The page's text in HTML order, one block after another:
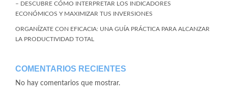
– DESCUBRE CÓMO INTERPRETAR LOS INDICADORES
ECONÓMICOS Y MAXIMIZAR TUS INVERSIONES
ORGANÍZATE CON EFICACIA: UNA GUÍA PRÁCTICA PARA ALCANZAR
LA PRODUCTIVIDAD TOTAL
COMENTARIOS RECIENTES
No hay comentarios que mostrar.